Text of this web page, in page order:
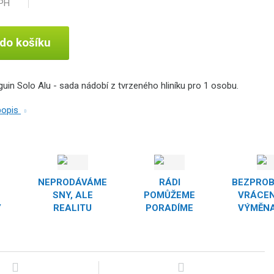
košíku
Solo Alu - sada nádobí z tvrzeného hliníku pro 1 osobu.
NEPRODÁVÁME
SNY, ALE
REALITU
RÁDI
POMŮŽEME
PORADÍME